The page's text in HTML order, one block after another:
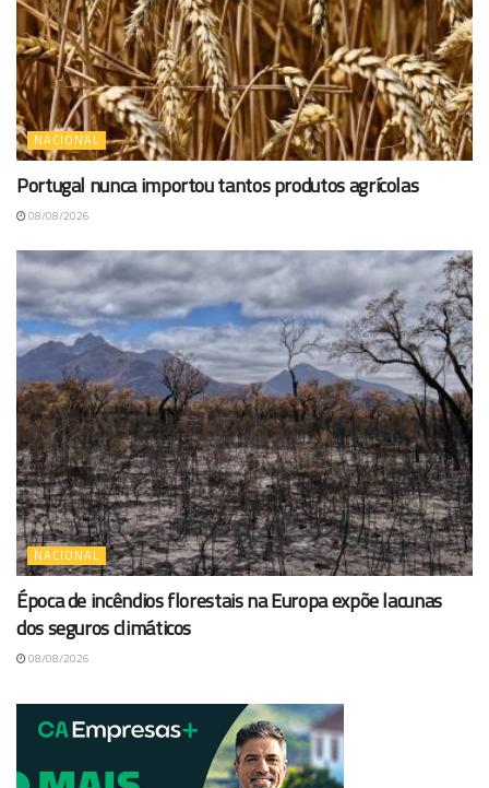
NACIONAL
Portugal nunca importou tantos produtos agrícolas
08/08/2026
NACIONAL
Época de incêndios florestais na Europa expõe lacunas
dos seguros climáticos
08/08/2026